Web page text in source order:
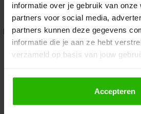
informatie over je gebruik van onze
partners voor social media,
partners kunnen deze gegevens
informatie die je aan ze hebt
verzameld op basis van jouw
Als je op "Accepteer" klikt, dan
toestemming om cookies voor
gepersonaliseerde advertenties te
Accepteren
Application error: a client-side
loadingwww.voordeeluitjes.nl (see the
information).